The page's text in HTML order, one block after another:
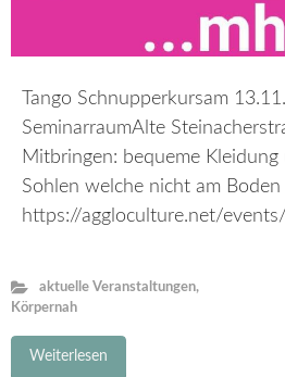
Tango Schnupperkursam
SeminarraumAlte
Mitbringen: bequeme
Sohlen welche nicht am
https://aggloculture.net/
aktuelle Veranstaltungen,
Körpernah
Weiterlesen